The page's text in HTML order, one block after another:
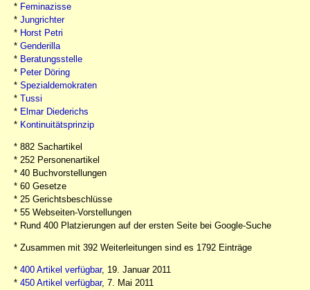
* Feminazisse
* Jungrichter
* Horst Petri
* Genderilla
* Beratungsstelle
* Peter Döring
* Spezialdemokraten
* Tussi
* Elmar Diederichs
* Kontinuitätsprinzip
* 882 Sachartikel
* 252 Personenartikel
* 40 Buchvorstellungen
* 60 Gesetze
* 25 Gerichtsbeschlüsse
* 55 Webseiten-Vorstellungen
* Rund 400 Platzierungen auf der ersten Seite bei Google-Suche
* Zusammen mit 392 Weiterleitungen sind es 1792 Einträge
* 400 Artikel verfügbar, 19. Januar 2011
* 450 Artikel verfügbar, 7. Mai 2011